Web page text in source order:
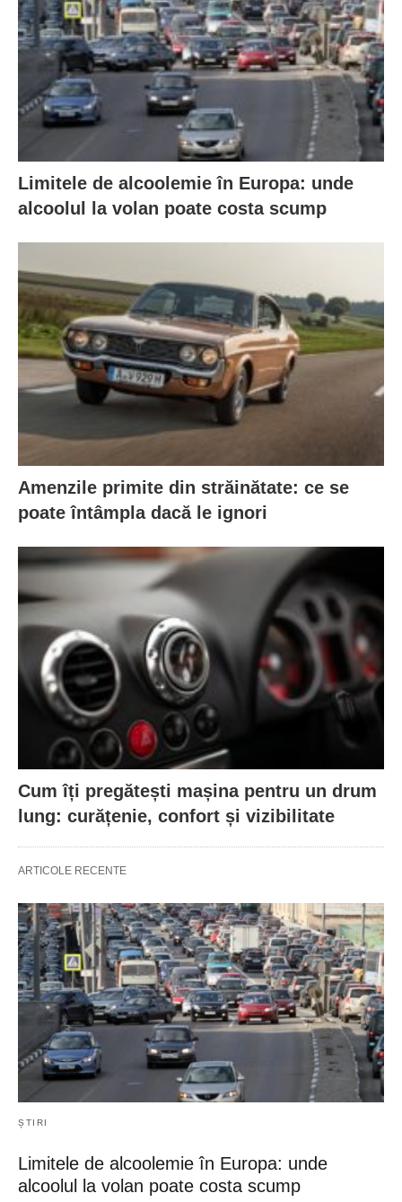
Limitele de alcoolemie în Europa: unde
alcoolul la volan poate costa scump
Amenzile primite din străinătate: ce se
poate întâmpla dacă le ignori
Cum îți pregătești mașina pentru un drum
lung: curățenie, confort și vizibilitate
ARTICOLE RECENTE
ȘTIRI
Limitele de alcoolemie în Europa: unde
alcoolul la volan poate costa scump